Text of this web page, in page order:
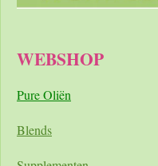
WEBSHOP
Pure Oliën
Blends